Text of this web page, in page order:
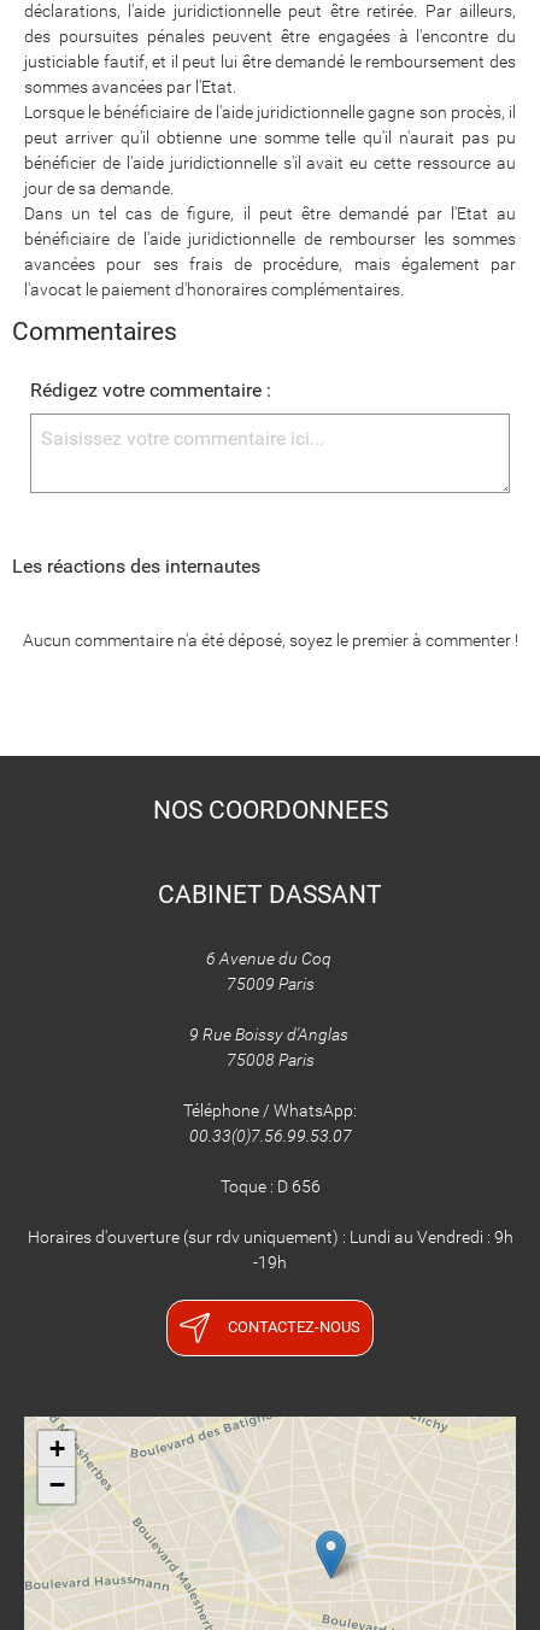
déclarations, l'aide juridictionnelle peut être retirée. Par ailleurs,
des poursuites pénales peuvent être engagées à l'encontre du
justiciable fautif, et il peut lui être demandé le remboursement des
sommes avancées par l'Etat.
Lorsque le bénéficiaire de l'aide juridictionnelle gagne son procès, il
peut arriver qu'il obtienne une somme telle qu'il n'aurait pas pu
bénéficier de l'aide juridictionnelle s'il avait eu cette ressource au
jour de sa demande.
Dans un tel cas de figure, il peut être demandé par l'Etat au
bénéficiaire de l'aide juridictionnelle de rembourser les sommes
avancées pour ses frais de procédure, mais également par
l'avocat le paiement d'honoraires complémentaires.
Commentaires
Rédigez votre commentaire :
Les réactions des internautes
Aucun commentaire n'a été déposé, soyez le premier à commenter !
NOS COORDONNEES
CABINET DASSANT
6 Avenue du Coq
75009 Paris
9 Rue Boissy d'Anglas
75008 Paris
Téléphone / WhatsApp:
00.33(0)7.56.99.53.07
​​​​​​​Toque : D 656
Horaires d'ouverture (sur rdv uniquement) : Lundi au Vendredi : 9h
-19h
CONTACTEZ-NOUS
+
−